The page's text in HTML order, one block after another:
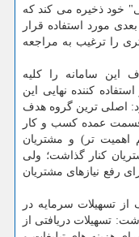
خود ذخیره می کند که
مورد استفاده قرار
را ترغیب به مراجعه
این سامانه را کلیه
کننده نهایی این
اصلی ترین گروه هدف
قسمت عمده کسب و کار
اهمیت تر) و مشتریان
کنار گذاشت؛ ولی
رفع نیازهای مشتریان
از تسهیلات سرمایه در
تسهیلات دریافتی از